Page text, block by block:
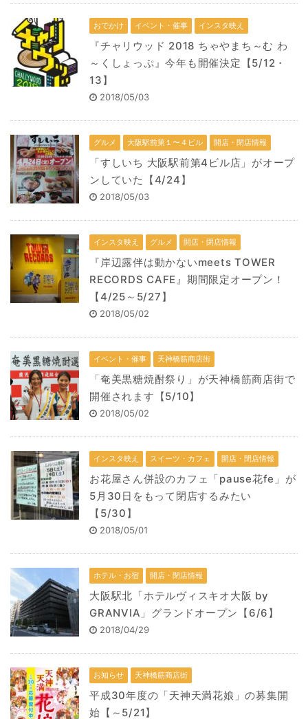
おでかけ イベント・催事 インスタ映え
『チャリウッド 2018 ちゃやまち～む わ
～くしょっぷ』今年も開催決定【5/12・
13】
2018/05/03
グルメ 大阪駅前第１〜４ビル 開店・閉店情報
「すしいち 大阪駅前第4ビル店」がオープ
ンしていた【4/24】
2018/05/03
インスタ映え グルメ 開店・閉店情報
『岸辺露伴は動かないmeets TOWER
RECORDS CAFE』期間限定オープン！
【4/25～5/27】
2018/05/02
イベント・催事 天神橋筋商店街
「奄美黒糖焼酎祭り」が天神橋筋商店街で
開催されます【5/10】
2018/05/02
インスタ映え スイーツ・カフェ 開店・閉店情報
お花屋さん併設のカフェ「pause花fe」が
5月30日をもって閉店するみたい
【5/30】
2018/05/01
ホテル・お宿 開店・閉店情報
大阪駅北「ホテルヴィスキオ大阪 by
GRANVIA」グランドオープン【6/6】
2018/04/29
お知らせ 天神橋筋商店街
平成30年度の「天神天満花娘」の募集開
始【～5/21】